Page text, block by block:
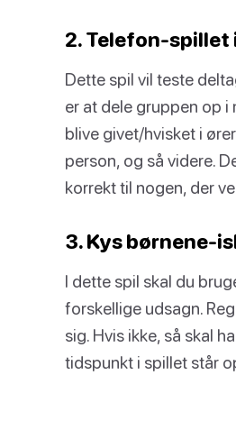
2. Telefon-spillet
Dette spil vil teste
er at dele gruppen op
blive givet/hvisket i
person, og så videre.
korrekt til nogen, der
3. Kys børnene-
I dette spil skal du
forskellige udsagn.
sig. Hvis ikke, så skal
tidspunkt i spillet står